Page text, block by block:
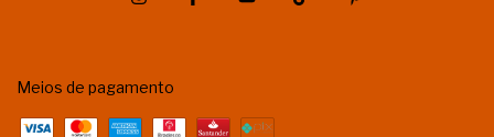
Meios de pagamento